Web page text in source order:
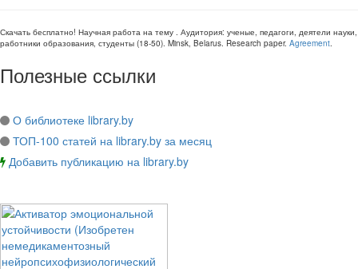
Скачать бесплатно! Научная работа на тему . Аудитория: ученые, педагоги, деятели науки,
работники образования, студенты (18-50). Minsk, Belarus. Research paper. Agreement.
Полезные ссылки
О библиотеке library.by
ТОП-100 статей на library.by за месяц
Добавить публикацию на library.by